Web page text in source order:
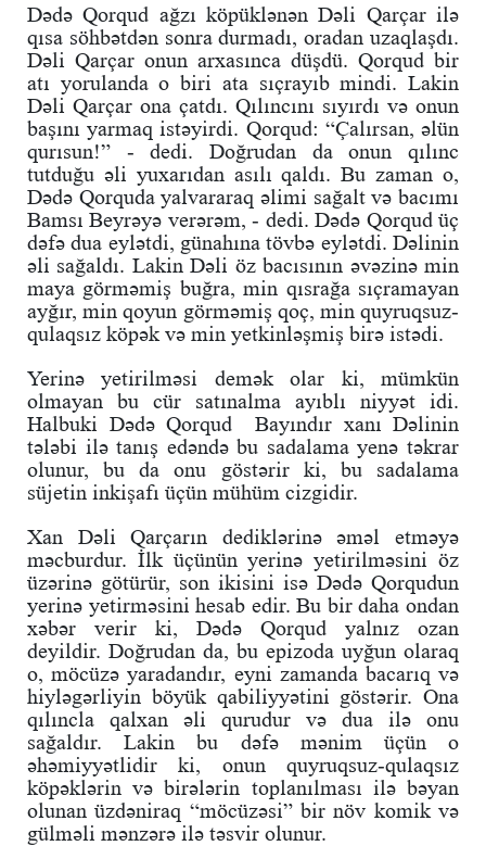
Dədə Qorqud ağzı köpüklənən Dəli Qarçar ilə
qısa söhbətdən sonra durmadı, oradan uzaqlaşdı.
Dəli Qarçar onun arxasınca düşdü. Qorqud bir
atı yorulanda o biri ata sıçrayıb mindi. Lakin
Dəli Qarçar ona çatdı. Qılıncını sıyırdı və onun
başını yarmaq istəyirdi. Qorqud: “Çalırsan, əlün
qurısun!” - dedi. Doğrudan da onun qılınc
tutduğu əli yuxarıdan asılı qaldı. Bu zaman o,
Dədə Qorquda yalvararaq əlimi sağalt və bacımı
Bamsı Beyrəyə verərəm, - dedi. Dədə Qorqud üç
dəfə dua eylətdi, günahına tövbə eylətdi. Dəlinin
əli sağaldı. Lakin Dəli öz bacısının əvəzinə min
maya görməmiş buğra, min qısrağa sıçramayan
ayğır, min qoyun görməmiş qoç, min quyruqsuz-
qulaqsız köpək və min yetkinləşmiş birə istədi.
Yerinə yetirilməsi demək olar ki, mümkün
olmayan bu cür satınalma ayıblı niyyət idi.
Halbuki Dədə Qorqud Bayındır xanı Dəlinin
tələbi ilə tanış edəndə bu sadalama yenə təkrar
olunur, bu da onu göstərir ki, bu sadalama
süjetin inkişafı üçün mühüm cizgidir.
Xan Dəli Qarçarın dediklərinə əməl etməyə
məcburdur. İlk üçünün yerinə yetirilməsini öz
üzərinə götürür, son ikisini isə Dədə Qorqudun
yerinə yetirməsini hesab edir. Bu bir daha ondan
xəbər verir ki, Dədə Qorqud yalnız ozan
deyildir. Doğrudan da, bu epizoda uyğun olaraq
o, möcüzə yaradandır, eyni zamanda bacarıq və
hiyləgərliyin böyük qabiliyyətini göstərir. Ona
qılıncla qalxan əli qurudur və dua ilə onu
sağaldır. Lakin bu dəfə mənim üçün o
əhəmiyyətlidir ki, onun quyruqsuz-qulaqsız
köpəklərin və birələrin toplanılması ilə bəyan
olunan üzdəniraq “möcüzəsi” bir növ komik və
gülməli mənzərə ilə təsvir olunur.